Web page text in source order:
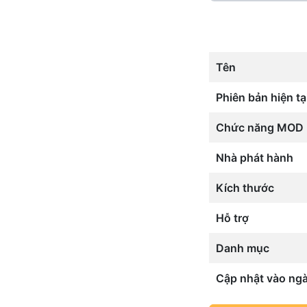
Tên
Phiên bản hiện
Chức năng MOD
Nhà phát hành
Kích thước
Hỗ trợ
Danh mục
Cập nhật vào